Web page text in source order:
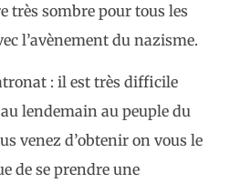
très sombre pour tous les
l’avènement du nazisme.
: il est très difficile
lendemain au peuple du
venez d’obtenir on vous le
de se prendre une